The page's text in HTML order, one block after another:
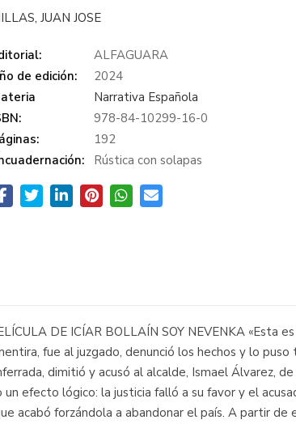
JUAN JOSE
ALFAGUARA
de edición:
2024
Narrativa Española
978-84-10299-16-0
192
Rústica con solapas
DE ICÍAR BOLLAÍN SOY NEVENKA
fue al juzgado, denunció los hechos y lo puso
dimitió y acusó al alcalde, Ismael Álvarez,
efecto lógico: la justicia falló a su favor y el
acabó forzándola a abandonar el país. A partir